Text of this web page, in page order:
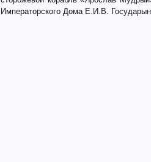
Императорского Дома Е.И.В.